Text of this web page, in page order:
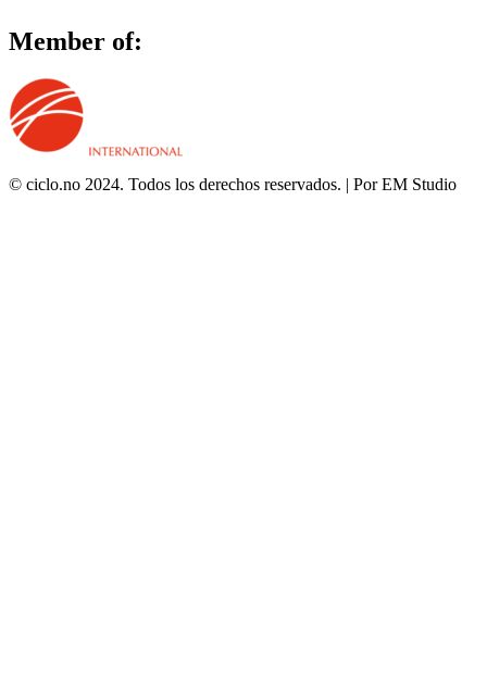
Member of:
© ciclo.no 2024. Todos los derechos reservados. | Por EM Studio